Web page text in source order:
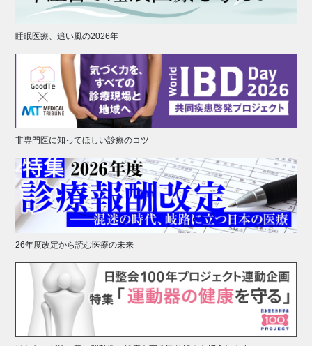
睡眠医療、追い風の2026年
非専門医に知ってほしい診療のコツ
26年度改定から読む医療の未来